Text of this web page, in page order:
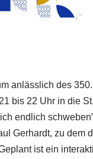
anlässlich des
bis 22 Uhr in die
endlich
Gerhardt, zu dem
ist ein